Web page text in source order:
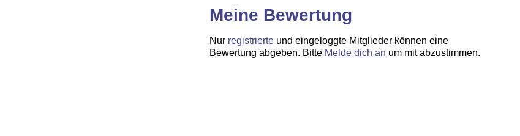
Meine Bewertung
Nur registrierteund eingeloggte Mitglieder können eine
Bewertung abgeben. Bitte Melde dich an um mit abzustimmen.